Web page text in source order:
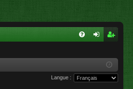
xi
cri
pti
Langue :